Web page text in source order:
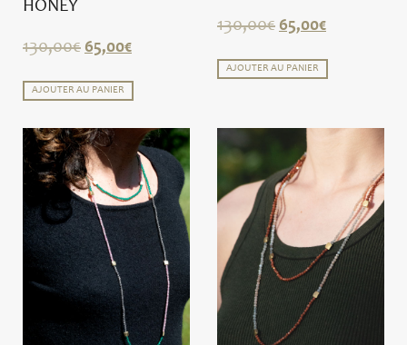
HONEY
130,00€ 65,00€
AJOUTER AU PANIER
130,00€ 65,00€
AJOUTER AU PANIER